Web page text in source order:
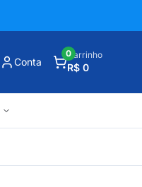
Conta
Carrinho
R$ 0
0